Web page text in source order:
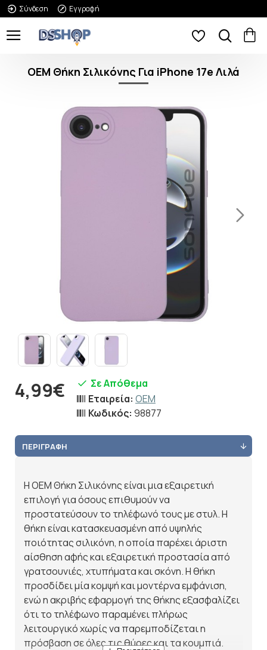
Σύνδεση Εγγραφή
OEM Θήκη Σιλικόνης Για iPhone 17e Λιλά
4,99€
Σε Απόθεμα
Εταιρεία: OEM
Κωδικός: 98877
ΠΕΡΙΓΡΑΦΉ
Η OEM Θήκη Σιλικόνης είναι μια εξαιρετική
επιλογή για όσους επιθυμούν να
προστατεύσουν το τηλέφωνό τους με στυλ. Η
θήκη είναι κατασκευασμένη από υψηλής
ποιότητας σιλικόνη, η οποία παρέχει άριστη
αίσθηση αφής και εξαιρετική προστασία από
γρατσουνιές, χτυπήματα και σκόνη. Η θήκη
προσδίδει μία κομψή και μοντέρνα εμφάνιση,
ενώ η ακριβής εφαρμογή της θήκης εξασφαλίζει
ότι το τηλέφωνο παραμένει πλήρως
λειτουργικό χωρίς να παρεμποδίζεται η
πρόσβαση σε όλες τις θύρες και τα κουμπιά.